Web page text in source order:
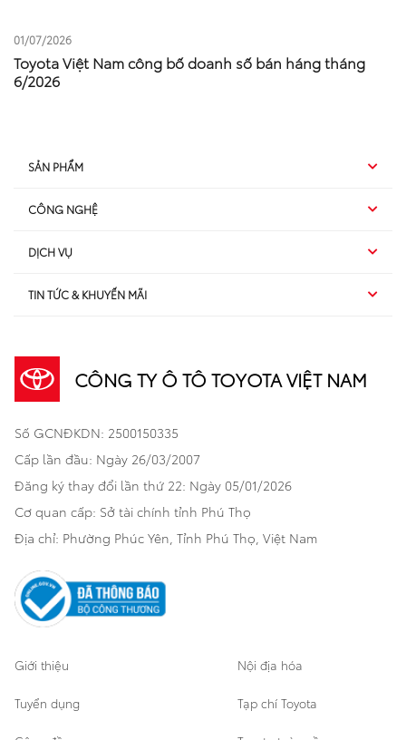
01/07/2026
Toyota Việt Nam công bố doanh số bán háng tháng
6/2026
SẢN PHẨM
Hybrid EV
SUV
Sedan
Bán tải
Hatchback
Thương mại
Khách hàng dự án
CÔNG NGHỆ
Hybrid
TSS
DỊCH VỤ
Dịch vụ sau bán hàng
Bảo hiểm Toyota
Xe đã qua sử dụng
Bảo hành mở rộng
Sản phẩm chính hãng
Cơ sở bảo hành bảo dưỡng
TIN TỨC & KHUYẾN MÃI
Khuyến mãi
Xã hội
Thông tin khác
CÔNG TY Ô TÔ TOYOTA VIỆT NAM
Số GCNĐKDN: 2500150335
Cấp lần đầu: Ngày 26/03/2007
Đăng ký thay đổi lần thứ 22: Ngày 05/01/2026
Cơ quan cấp: Sở tài chính tỉnh Phú Thọ
Địa chỉ: Phường Phúc Yên, Tỉnh Phú Thọ, Việt Nam
Giới thiệu Nội địa hóa
Tuyển dụng Tạp chí Toyota